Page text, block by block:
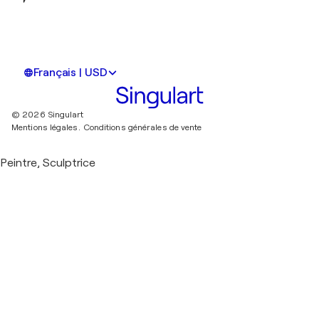
Français | USD
© 2026 Singulart
Mentions légales.
Conditions générales de vente
Peintre, Sculptrice